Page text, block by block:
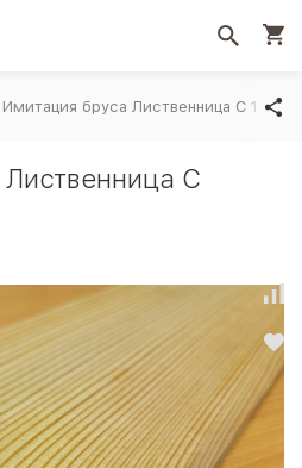
Имитация бруса Лиственница С
С